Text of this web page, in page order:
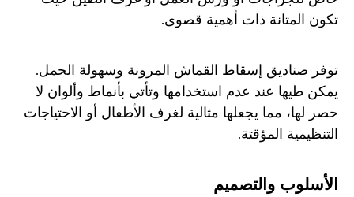
تكون المتانة ذات أهمية قصوى.
توفر صناديق إسقاط القماش المرونة وسهولة الحمل.
يمكن طيها عند عدم استخدامها وتأتي بأنماط وألوان لا
حصر لها، مما يجعلها مثالية لغرف الأطفال أو الاحتياجات
التنظيمية المؤقتة.
الأسلوب والتصميم